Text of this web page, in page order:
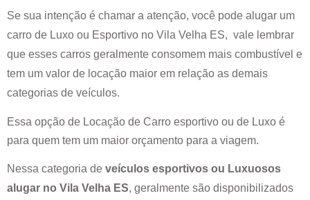
Se sua intenção é chamar a atenção, você pode alugar um
carro de Luxo ou Esportivo no Vila Velha ES, vale lembrar
que esses carros geralmente consomem mais combustível e
tem um valor de locação maior em relação as demais
categorias de veículos.
Essa opção de Locação de Carro esportivo ou de Luxo é
para quem tem um maior orçamento para a viagem.
Nessa categoria de veículos esportivos ou Luxuosos
alugar no Vila Velha ES, geralmente são disponibilizados